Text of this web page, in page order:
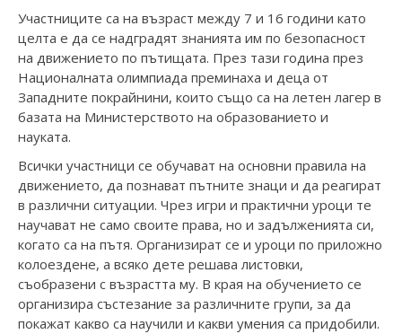
Участниците са на възраст между 7 и 16 години като
целта е да се надградят знанията им по безопасност
на движението по пътищата. През тази година през
Националната олимпиада преминаха и деца от
Западните покрайнини, които също са на летен лагер в
базата на Министерството на образованието и
науката.
Всички участници се обучават на основни правила на
движението, да познават пътните знаци и да реагират
в различни ситуации. Чрез игри и практични уроци те
научават не само своите права, но и задълженията си,
когато са на пътя. Организират се и уроци по приложно
колоездене, а всяко дете решава листовки,
съобразени с възрастта му. В края на обучението се
организира състезание за различните групи, за да
покажат какво са научили и какви умения са придобили.